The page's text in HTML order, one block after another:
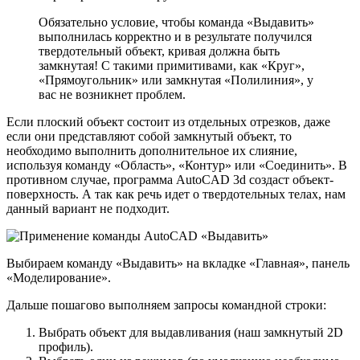
Обязательно условие, чтобы команда «Выдавить»
выполнилась корректно и в результате получился
твердотельный объект, кривая должна быть
замкнутая! С такими примитивами, как «Круг»,
«Прямоугольник» или замкнутая «Полилиния», у
вас не возникнет проблем.
Если плоский объект состоит из отдельных отрезков, даже
если они представляют собой замкнутый объект, то
необходимо выполнить дополнительное их слияние,
используя команду «Область», «Контур» или «Соединить». В
противном случае, программа AutoCAD 3d создаст объект-
поверхность. А так как речь идет о твердотельных телах, нам
данный вариант не подходит.
Выбираем команду «Выдавить» на вкладке «Главная», панель
«Моделирование».
Дальше пошагово выполняем запросы командной строки:
Выбрать объект для выдавливания (наш замкнутый 2D
профиль).